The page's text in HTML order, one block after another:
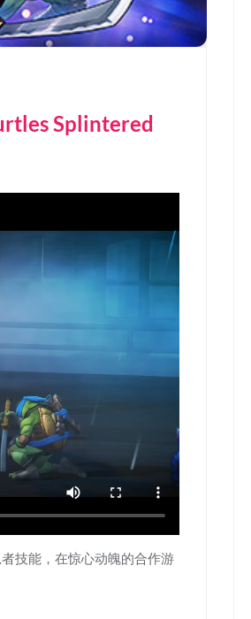
Splintered
技能，在惊心动魄的合作游